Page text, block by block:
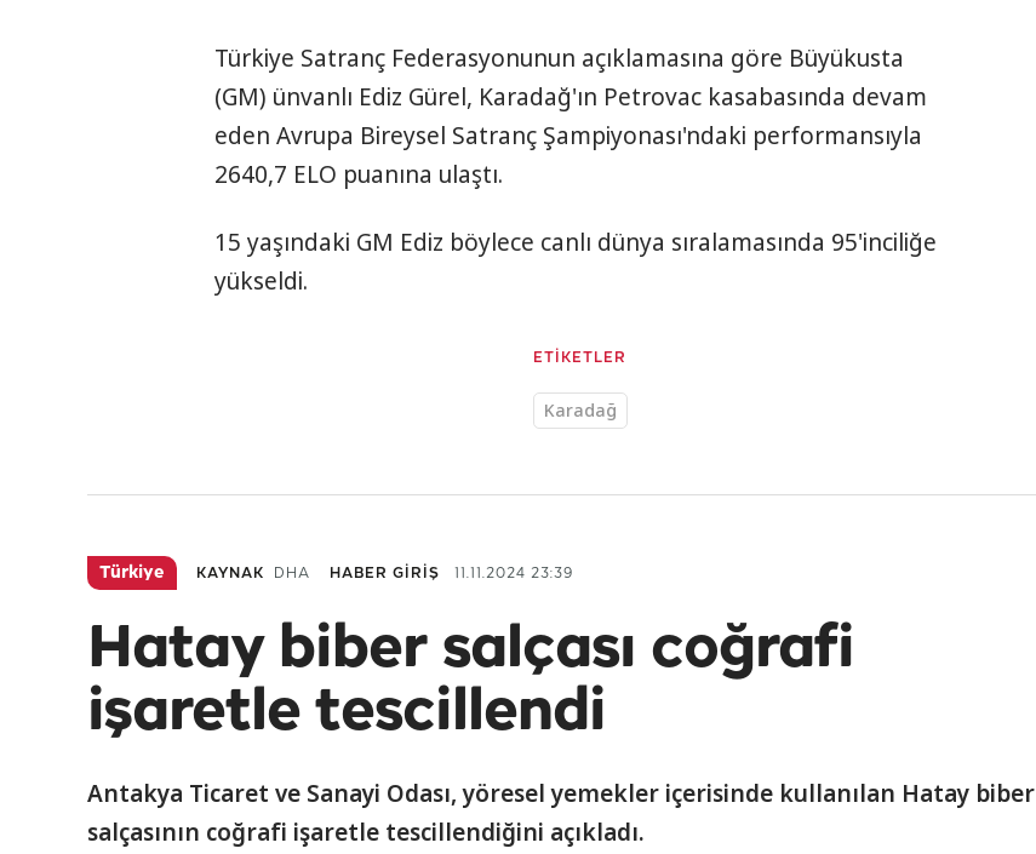
Türkiye Satranç Federasyonunun açıklamasına göre Büyükusta
(GM) ünvanlı Ediz Gürel, Karadağ'ın Petrovac kasabasında devam
eden Avrupa Bireysel Satranç Şampiyonası'ndaki performansıyla
2640,7 ELO puanına ulaştı.
15 yaşındaki GM Ediz böylece canlı dünya sıralamasında 95'inciliğe
yükseldi.
ETİKETLER
Karadağ
Türkiye KAYNAK DHA HABER GİRİŞ 11.11.2024 23:39
Hatay biber salçası coğrafi
işaretle tescillendi
Antakya Ticaret ve Sanayi Odası, yöresel yemekler içerisinde kullanılan Hatay biber
salçasının coğrafi işaretle tescillendiğini açıkladı.